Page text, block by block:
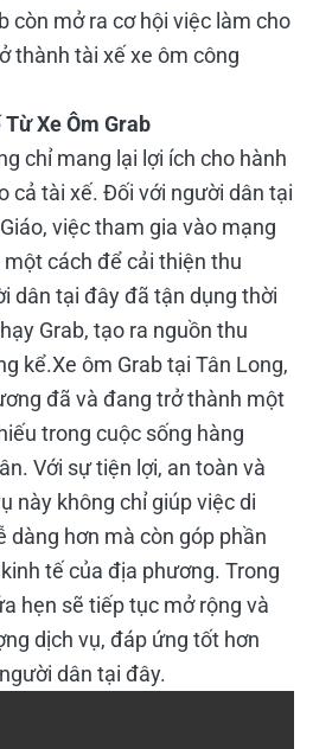
còn mở ra cơ hội việc làm cho
thành tài xế xe ôm công
Xe Ôm Grab
chỉ mang lại lợi ích cho hành
cả tài xế. Đối với người dân tại
việc tham gia vào mạng
một cách để cải thiện thu
dân tại đây đã tận dụng thời
Grab, tạo ra nguồn thu
kể.Xe ôm Grab tại Tân Long,
đã và đang trở thành một
trong cuộc sống hàng
Với sự tiện lợi, an toàn và
này không chỉ giúp việc di
dàng hơn mà còn góp phần
tế của địa phương. Trong
hẹn sẽ tiếp tục mở rộng và
dịch vụ, đáp ứng tốt hơn
dân tại đây.